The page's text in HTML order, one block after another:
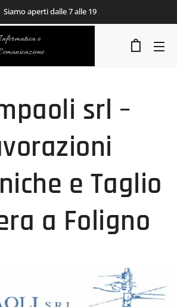
Siamo aperti dalle 7 alle 19
e
srl –
e Taglio
a Foligno